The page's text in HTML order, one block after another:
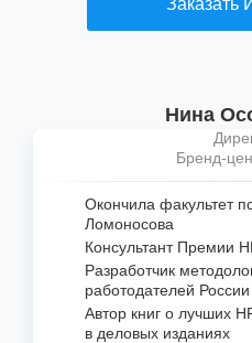
Заказать
Нина
Бренд-
Окончила факультет
Ломоносова
Консультант Премии
Разработчик
работодателей России
Автор книг о лучших
в деловых изданиях